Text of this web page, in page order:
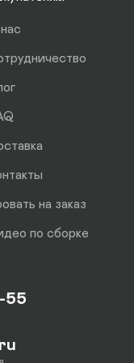
на заказ
по сборке
55